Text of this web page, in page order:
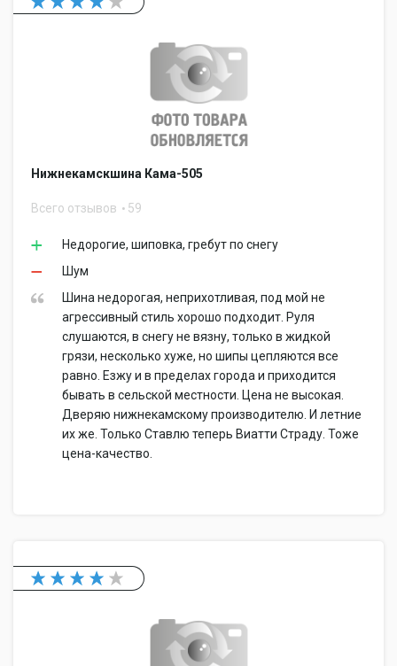
Нижнекамскшина Кама-505
Всего отзывов 59
Недорогие, шиповка, гребут по снегу
Шум
Шина недорогая, неприхотливая, под мой не
агрессивный стиль хорошо подходит. Руля
слушаются, в снегу не вязну, только в жидкой
грязи, несколько хуже, но шипы цепляются все
равно. Езжу и в пределах города и приходится
бывать в сельской местности. Цена не высокая.
Дверяю нижнекамскому производителю. И летние
их же. Только Ставлю теперь Виатти Страду. Тоже
цена-качество.